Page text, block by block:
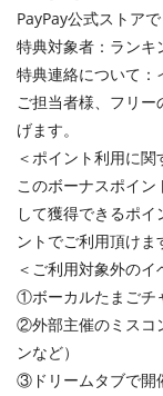
PayPay公式ストア
特典対象者：ランキ
特典連絡について
ご担当者様、フリ
げます。
＜ポイント利用に関
このボーナスポイン
して獲得できるポ
ントでご利用頂けま
＜ご利用対象外のイ
①ボーカルたまごチ
②外部主催のミスコ
ンなど）
③ドリームタブで開